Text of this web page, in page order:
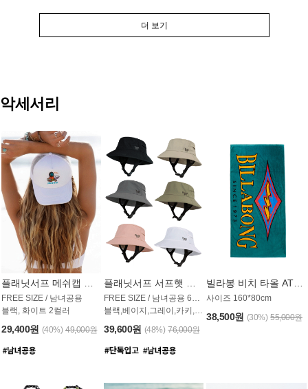
더 보기
악세서리
FREE SIZE / 남녀공용
블랙, 화이트 2컬러
29,400원 (40%) 49,000원
블랙,베이지,그레이,카키,핑크,화이트
39,600원 (48%) 76,000원
사이즈 160*80cm
38,500원 (30%) 55,000원